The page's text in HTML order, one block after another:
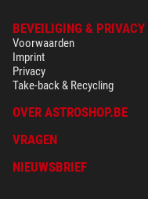
BEVEILIGING & PRIVACY
Voorwaarden
Imprint
Privacy
Take-back & Recycling
OVER ASTROSHOP.BE
VRAGEN
NIEUWSBRIEF